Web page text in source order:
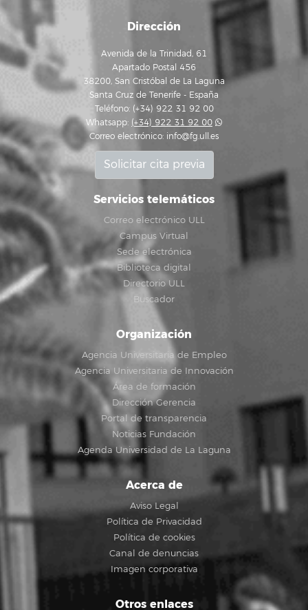
Dirección
Avenida de la Trinidad, 61
Apartado Postal 456
38200, San Cristóbal de La Laguna
Santa Cruz de Tenerife - España
Teléfono: (+34) 922 31 92 00
Whatsapp: (+34) 922 31 92 00
Correo electrónico: info@fg.ull.es
Solicitar cita previa
Servicios telemáticos
Correo electrónico ULL
Campus Virtual
Sede electrónica
Biblioteca digital
Directorio ULL
Buscador
Organización
Agencia Universitaria de Empleo
Agencia Universitaria de Innovación
Área de formación
Dirección Gerencia
Portal de transparencia
Noticias Fundación
Agenda Universidad de La Laguna
Acerca de
Aviso Legal
Política de Privacidad
Política de cookies
Canal de denuncias
Imagen corporativa
Otros enlaces